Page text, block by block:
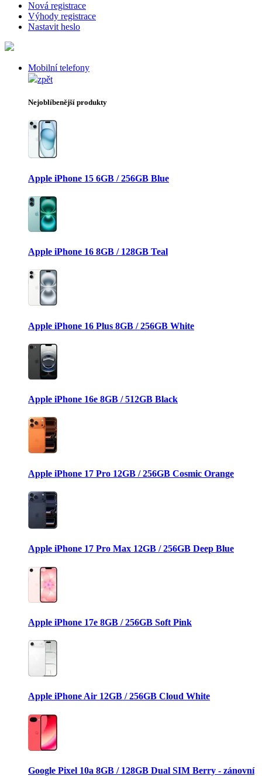
Nová registrace
Výhody registrace
Nastavit heslo
Mobilní telefony
zpět
Nejoblíbenější produkty
Apple iPhone 15 6GB / 256GB Blue
Apple iPhone 16 8GB / 128GB Teal
Apple iPhone 16 Plus 8GB / 256GB White
Apple iPhone 16e 8GB / 512GB Black
Apple iPhone 17 Pro 12GB / 256GB Cosmic Orange
Apple iPhone 17 Pro Max 12GB / 256GB Deep Blue
Apple iPhone 17e 8GB / 256GB Soft Pink
Apple iPhone Air 12GB / 256GB Cloud White
Google Pixel 10a 8GB / 128GB Dual SIM Berry - zánovní